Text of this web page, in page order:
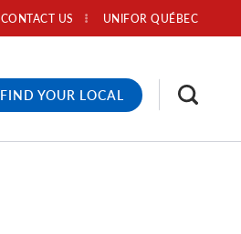
CONTACT US UNIFOR QUÉBEC
FIND YOUR LOCAL